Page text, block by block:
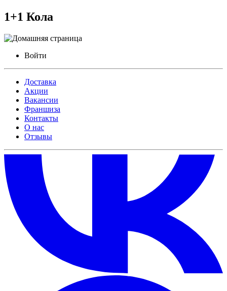
1+1 Кола
Войти
Доставка
Акции
Вакансии
Франшиза
Контакты
О нас
Отзывы